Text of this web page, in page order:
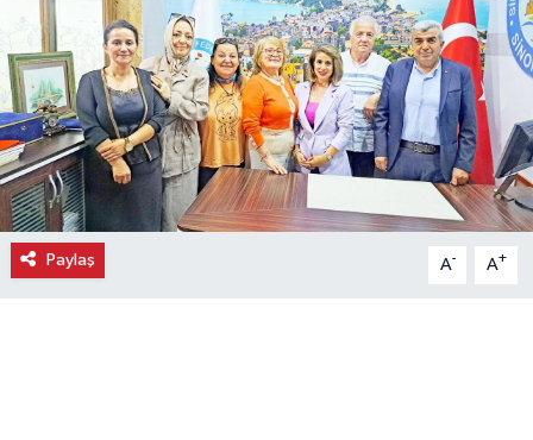
Paylaş A- A+
Gurme
Haber
İlçe Haberleri
Keşfet
Kültür & Sanat